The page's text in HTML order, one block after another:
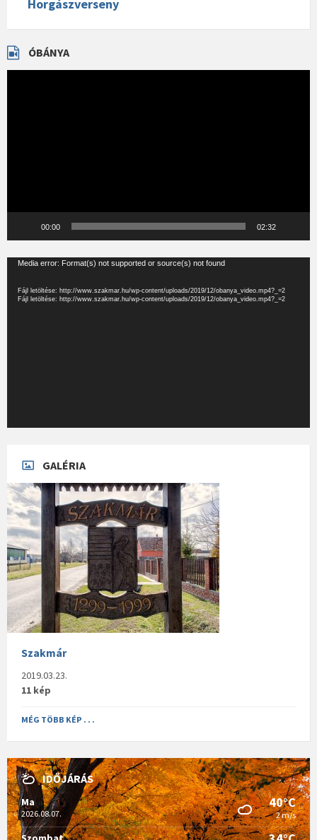
Horgászverseny
ÓBÁNYA
00:00 02:32
Videólejátszó
Media error: Format(s) not supported or source(s) not found
Fájl letöltése: http://www.szakmar.hu/wp-content/uploads/2019/12/obanya_video.mp4?_=2
Fájl letöltése: http://www.szakmar.hu/wp-content/uploads/2019/12/obanya_video.mp4?_=2
GALÉRIA
Szakmár
2019.03.23.
11 kép
MÉG TÖBB KÉP . . .
IDŐJÁRÁS
Ma
2026.08.07.
40°C
2 m/s